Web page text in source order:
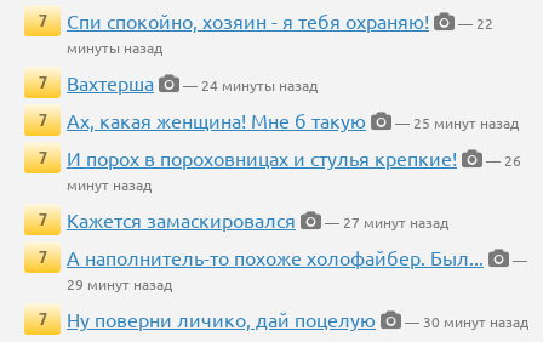
7
Спи спокойно, хозяин - я тебя охраняю!
— 22
минуты назад
7
Вахтерша
— 24 минуты назад
7
Ах, какая женщина! Мне б такую
— 25 минут назад
7
И порох в пороховницах и стулья крепкие!
— 26
минут назад
7
Кажется замаскировался
— 27 минут назад
7
А наполнитель-то похоже холофайбер. Был...
—
29 минут назад
7
Ну поверни личико, дай поцелую — 30 минут назад